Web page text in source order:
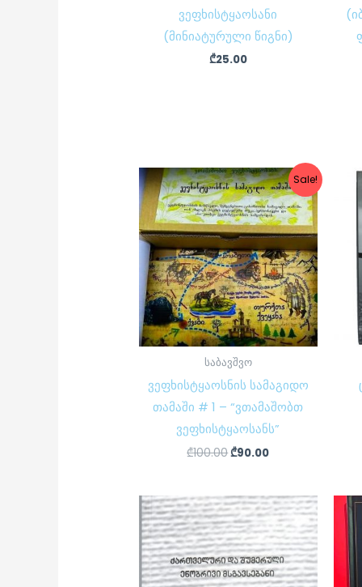
ვეფხისტყაოსანი
(მინიატურული წიგნი)
₾25.00
Sale!
საბავშვო
ვეფხისტყაოსნის სამაგიდო
თამაში # 1 – “ვთამაშობთ
ვეფხისტყაოსანს”
₾100.00
Original
price
was:
₾100.00.
₾90.00
Current
price
is:
₾90.00.